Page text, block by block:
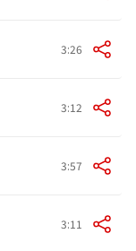
3:26
3:12
3:57
3:11